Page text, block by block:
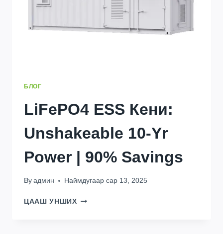
БЛОГ
LiFePO4 ESS Кени:
Unshakeable 10-Yr
Power | 90% Savings
By админ Наймдугаар сар 13, 2025
ЦААШ УНШИХLIFEPO4